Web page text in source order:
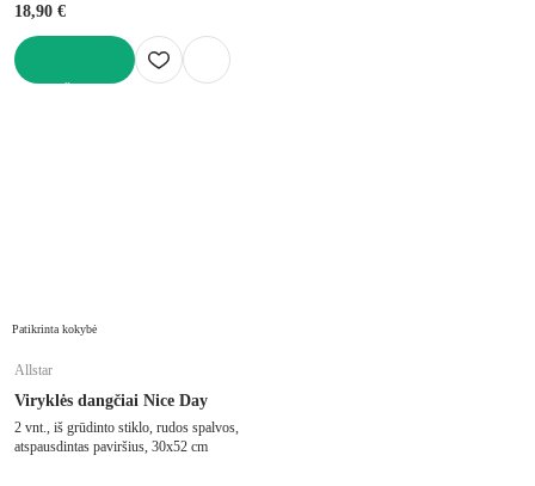
18,90 €
Patikrinta kokybė
Allstar
Viryklės dangčiai Nice Day
2 vnt., iš grūdinto stiklo, rudos spalvos,
atspausdintas paviršius, 30x52 cm